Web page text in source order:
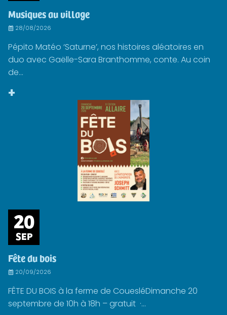
Musiques au village
28/08/2026
Pépito Matéo ‘Saturne’, nos histoires aléatoires en
duo avec Gaëlle-Sara Branthomme, conte. Au coin
de...
+
20
SEP
Fête du bois
20/09/2026
FÊTE DU BOIS à la ferme de CouesléDimanche 20
septembre de 10h à 18h – gratuit ·...